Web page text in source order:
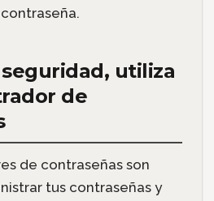
utiliza
de
de contraseñas son
tus contraseñas y